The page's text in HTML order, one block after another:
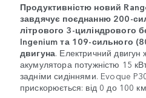
Продуктивністю новий
завдячує поєднанню 200-
літрового 3-циліндрового
Ingenium та 109-сильного
двигуна. Електричний двигун
акумулятора потужністю 15
задніми сидіннями. Evoque
прискорюється: від 0 до 100